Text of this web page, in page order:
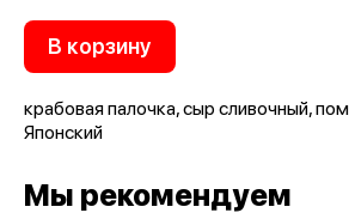
В корзину
крабовая палочка, сыр сливочный,
Японский
Мы рекомендуем